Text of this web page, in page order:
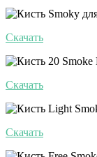
Скачать
Скачать
Скачать